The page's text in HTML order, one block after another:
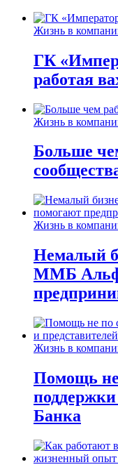
Жизнь в
ГК
работая
Жизнь в
Больше
Жизнь в
Немалый
ММБ
Жизнь в
Помощь не
Банка